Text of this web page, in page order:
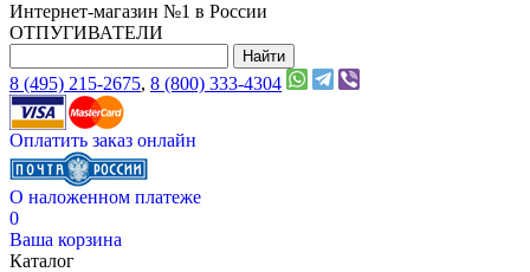
Интернет-магазин №1 в России
ОТПУГИВАТЕЛИ
8 (495) 215-2675, 8 (800) 333-4304
Оплатить заказ онлайн
О наложенном платеже
0
Ваша корзина
Каталог